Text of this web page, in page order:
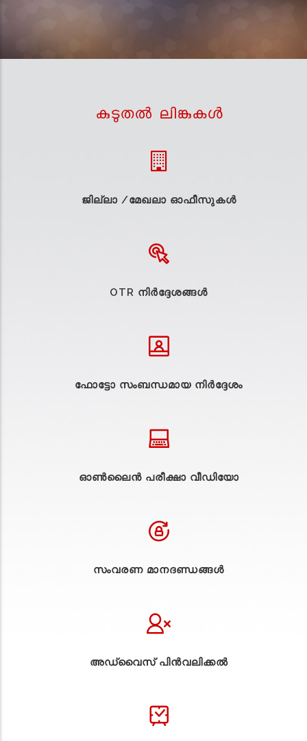
കുടുതല്‍ ലിങ്കുകള്‍
ജില്ലാ /മേഖലാ ഓഫീസുകള്‍
OTR നിർദ്ദേശങ്ങൾ
ഫോട്ടോ സംബന്ധമായ നിർദ്ദേശം
ഓൺലൈൻ പരീക്ഷാ വീഡിയോ
സംവരണ മാനദണ്ഡങ്ങൾ
അഡ്വൈസ് പിൻവലിക്കൽ